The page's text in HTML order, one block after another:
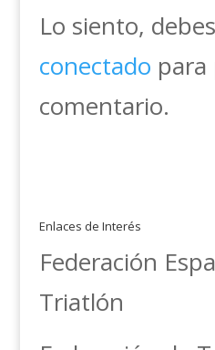
Lo siento,
conectado
comentario.
Enlaces de Interés
Federación
Triatlón